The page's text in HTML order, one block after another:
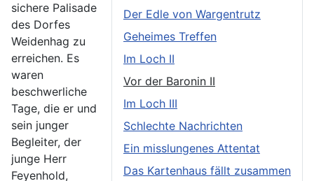
Der Edle von Wargentrutz
Geheimes Treffen
Im Loch II
Vor der Baronin II
Im Loch III
Schlechte Nachrichten
Ein misslungenes Attentat
Das Kartenhaus fällt zusammen
sichere Palisade
des Dorfes
Weidenhag zu
erreichen. Es
waren
beschwerliche
Tage, die er und
sein junger
Begleiter, der
junge Herr
Feyenhold,